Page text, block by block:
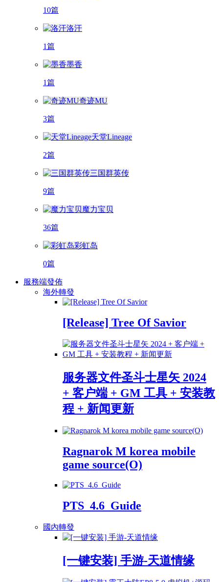
10篇
洛汗
1篇
墨香
1篇
奇迹MU
3篇
天堂Lineage
2篇
三国群英传
9篇
魔力宝贝
36篇
彩虹岛
0篇
服務端發佈
海外轉發
[Release] Tree Of Savior
服务器文件圣斗士星矢 2024
+ 客户端 + GM 工具 + 安装教
程 + 新闻更新
Ragnarok M korea mobile
game source(O)
PTS_4.6_Guide
國內轉發
[一键安装] 手游-天道情缘